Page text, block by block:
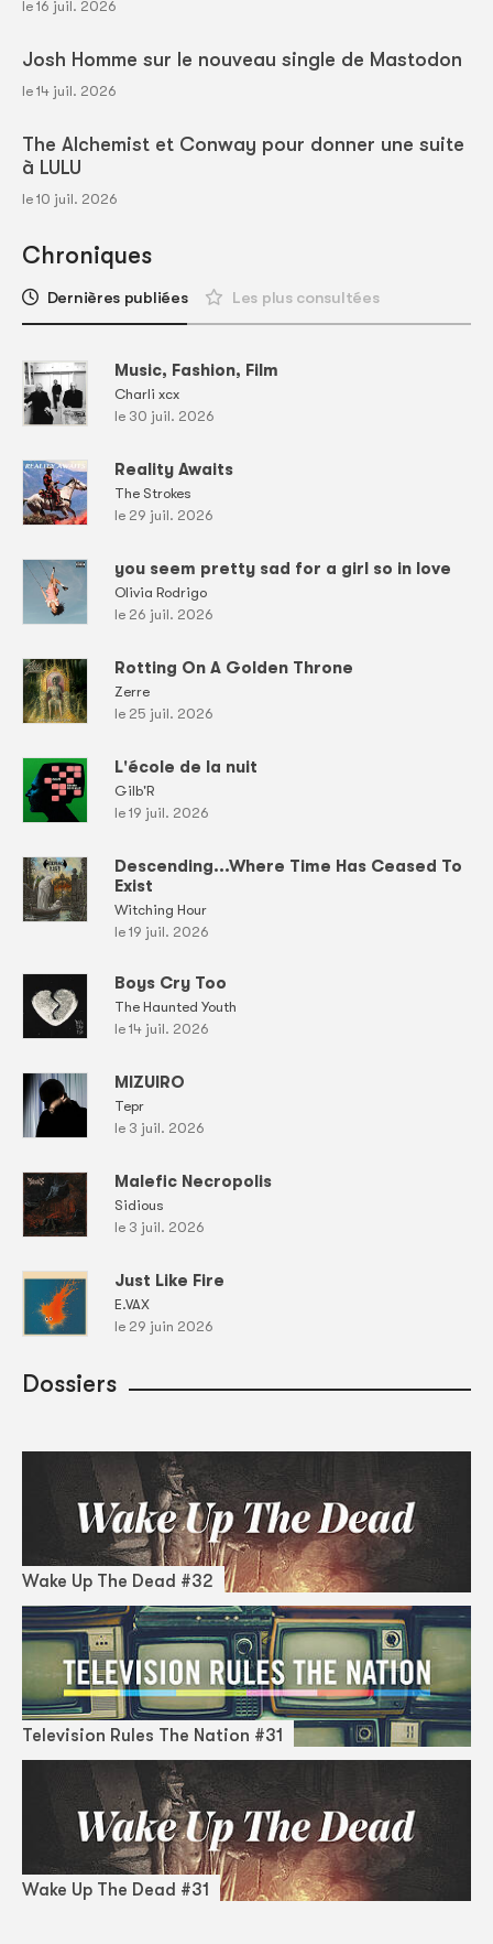
le 16 juil. 2026
Josh Homme sur le nouveau single de Mastodon
le 14 juil. 2026
The Alchemist et Conway pour donner une suite
à LULU
le 10 juil. 2026
Chroniques
Dernières publiées Les plus consultées
Music, Fashion, Film
Charli xcx
le 30 juil. 2026
Reality Awaits
The Strokes
le 29 juil. 2026
you seem pretty sad for a girl so in love
Olivia Rodrigo
le 26 juil. 2026
Rotting On A Golden Throne
Zerre
le 25 juil. 2026
L'école de la nuit
Gilb'R
le 19 juil. 2026
Descending...Where Time Has Ceased To
Exist
Witching Hour
le 19 juil. 2026
Boys Cry Too
The Haunted Youth
le 14 juil. 2026
MIZUIRO
Tepr
le 3 juil. 2026
Malefic Necropolis
Sidious
le 3 juil. 2026
Just Like Fire
E.VAX
le 29 juin 2026
Dossiers
Wake Up The Dead #32
Television Rules The Nation #31
Wake Up The Dead #31